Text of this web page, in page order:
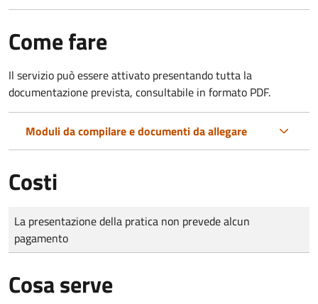
Come fare
Il servizio può essere attivato presentando tutta la
documentazione prevista, consultabile in formato PDF.
Moduli da compilare e documenti da allegare
Costi
Tipo di pagamento
Importo
La presentazione della pratica non prevede alcun
pagamento
Cosa serve